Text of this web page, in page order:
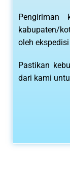
kabupaten/
oleh
Pastikan
dari kami